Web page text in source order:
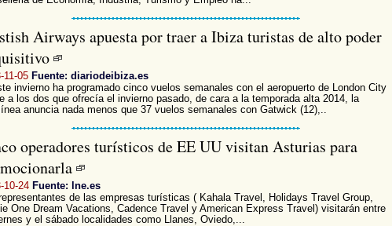
Airways apuesta por traer a Ibiza turistas de alto poder
11-05 Fuente: diariodeibiza.es
invierno ha programado cinco vuelos semanales con el aeropuerto de London City
a los dos que ofrecía el invierno pasado, de cara a la temporada alta 2014, la
anuncia nada menos que 37 vuelos semanales con Gatwick (12),..
operadores turísticos de EE UU visitan Asturias para
10-24 Fuente: lne.es
representantes de las empresas turísticas ( Kahala Travel, Holidays Travel Group,
One Dream Vacations, Cadence Travel y American Express Travel) visitarán entre
y el sábado localidades como Llanes, Oviedo,...